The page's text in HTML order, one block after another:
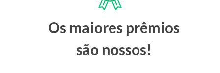
Os maiores prêmios
são nossos!